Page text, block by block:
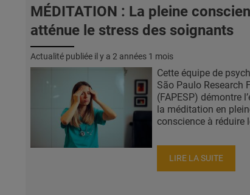
MÉDITATION : La pleine
atténue le stress des soignants
Actualité publiée il y a 2 années 1 mois
Cette équipe de
São Paulo Research
(FAPESP) démontre
la méditation en
conscience à réduire
LIRE LA SUITE